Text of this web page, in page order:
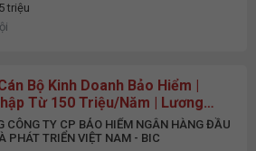
triệu
Bộ Kinh Doanh Bảo Hiểm |
Từ 150 Triệu/Năm | Lương
Không Phụ Thuộc Doanh Số
CÔNG TY CP BẢO HIỂM NGÂN HÀNG ĐẦU
PHÁT TRIỂN VIỆT NAM - BIC